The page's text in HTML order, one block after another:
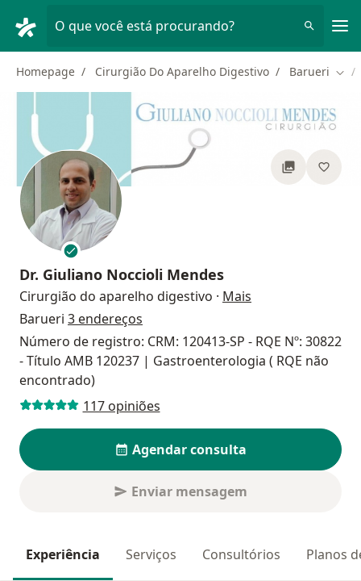
O que você está procurando?
Homepage Cirurgião Do Aparelho Digestivo Barueri
Dr. Giuliano Noccioli Mendes
Cirurgião do aparelho digestivo · Mais
Barueri 3 endereços
Número de registro: CRM: 120413-SP - RQE Nº: 30822
- Título AMB 120237 | Gastroenterologia ( RQE não
encontrado)
117 opiniões
Agendar consulta
Enviar mensagem
Experiência Serviços Consultórios Planos